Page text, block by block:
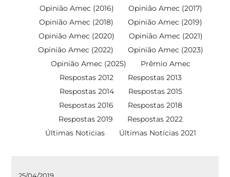
Opinião Amec (2016)
Opinião Amec (2017)
Opinião Amec (2018)
Opinião Amec (2019)
Opinião Amec (2020)
Opinião Amec (2021)
Opinião Amec (2022)
Opinião Amec (2023)
Opinião Amec (2025)
Prêmio Amec
Respostas 2012
Respostas 2013
Respostas 2014
Respostas 2015
Respostas 2016
Respostas 2018
Respostas 2019
Respostas 2022
Últimas Noticias
Últimas Notícias 2021